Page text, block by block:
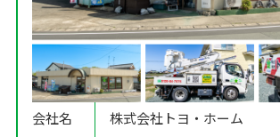
会社名
株式会社トヨ・ホーム